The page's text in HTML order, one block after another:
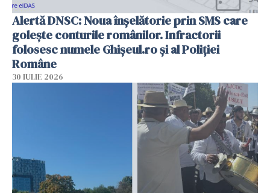
Alertă DNSC: Noua înșelătorie prin SMS care
golește conturile românilor. Infractorii
folosesc numele Ghișeul.ro și al Poliției
Române
30 IULIE 2026